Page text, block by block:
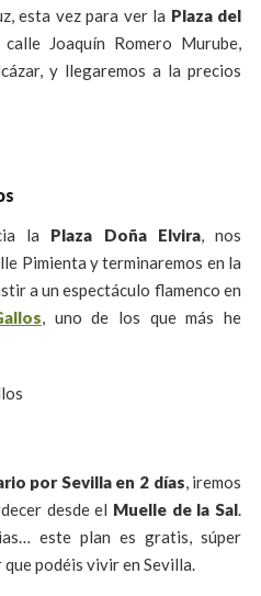
esta vez para ver la Plaza del
Joaquín Romero Murube,
y llegaremos a la precios
la Plaza Doña Elvira, nos
Pimienta y terminaremos en la
a un espectáculo flamenco en
, uno de los que más he
por Sevilla en 2 días, iremos
desde el Muelle de la Sal.
este plan es gratis, súper
podéis vivir en Sevilla.